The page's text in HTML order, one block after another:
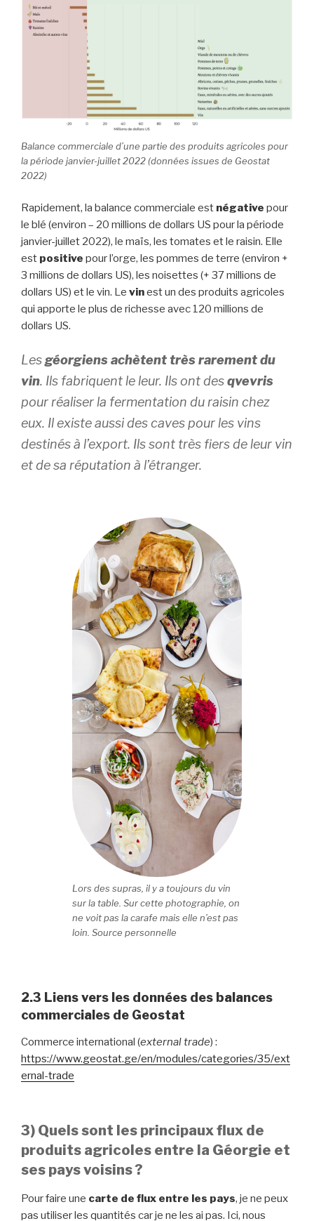
Balance commerciale d’une partie des produits agricoles pour
la période janvier-juillet 2022 (données issues de Geostat
2022)
Rapidement, la balance commerciale est négative pour
le blé (environ – 20 millions de dollars US pour la période
janvier-juillet 2022), le maïs, les tomates et le raisin. Elle
est positive pour l’orge, les pommes de terre (environ +
3 millions de dollars US), les noisettes (+ 37 millions de
dollars US) et le vin. Le vinest un des produits agricoles
qui apporte le plus de richesse avec 120 millions de
dollars US.
Lesgéorgiens achètent très rarement du
vin. Ils fabriquent le leur. Ils ont desqvevris
pour réaliser la fermentation du raisin chez
eux. Il existe aussi des caves pour les vins
destinés à l’export. Ils sont très fiers de leur vin
et de sa réputation à l’étranger.
Lors des supras, il y a toujours du vin
sur la table. Sur cette photographie, on
ne voit pas la carafe mais elle n’est pas
loin. Source personnelle
2.3 Liens vers les données des balances
commerciales de Geostat
Commerce international (external trade) :
https://www.geostat.ge/en/modules/categories/35/ext
ernal-trade
3) Quels sont les principaux flux de
produits agricoles entre la Géorgie et
ses pays voisins ?
Pour faire une carte de flux entre les pays, je ne peux
pas utiliser les quantités car je ne les ai pas. Ici, nous